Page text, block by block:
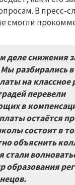
В пресс-
смогли
деле снижения
разбирались в
на классное
перевели
в
остаётся
состоит в
объяснить
стали
образования